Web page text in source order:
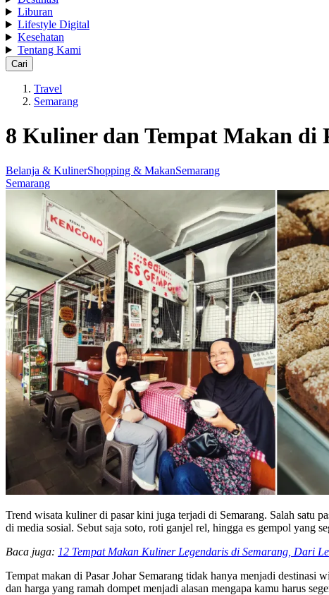
Liburan
Lifestyle Digital
Kesehatan
Tentang Kami
Cari
Travel
Semarang
8 Kuliner dan Tempat Makan di
Belanja & KulinerShopping & MakanSemarang
Semarang
Trend wisata kuliner di pasar kini juga terjadi di Semarang. Salah satu
di media sosial. Sebut saja soto, roti ganjel rel, hingga es gempol yang
Baca juga: 12 Tempat Makan Kuliner Legendaris di Semarang, Dari
Tempat makan di Pasar Johar Semarang tidak hanya menjadi
dan harga yang ramah dompet menjadi alasan mengapa kamu harus